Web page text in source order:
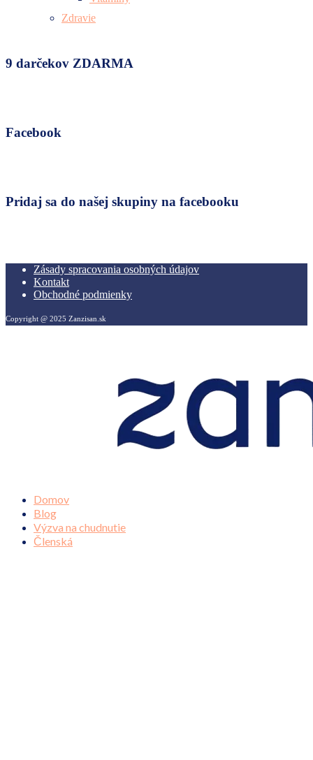
Zdravie
9 darčekov ZDARMA
Facebook
Pridaj sa do našej skupiny na facebooku
Zásady spracovania osobných údajov
Kontakt
Obchodné podmienky
Copyright @ 2025 Zanzisan.sk
Domov
Blog
Výzva na chudnutie
Členská